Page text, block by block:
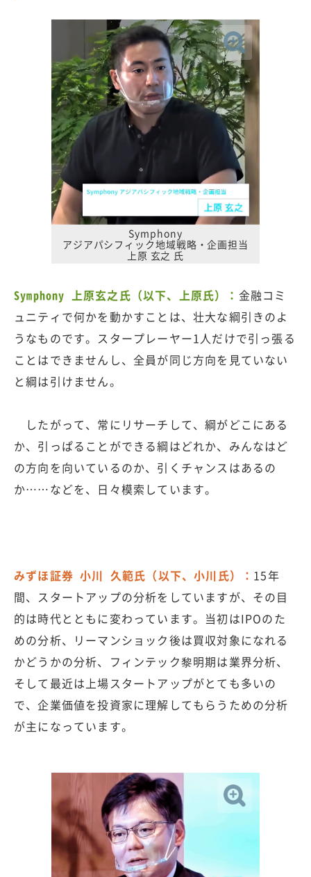
Symphony
アジアパシフィック地域戦略・企画担当
上原 玄之 氏
Symphony 上原玄之氏（以下、上原氏）： 金融コミ
ュニティで何かを動かすことは、壮大な綱引きのよ
うなものです。スタープレーヤー1人だけで引っ張る
ことはできませんし、全員が同じ方向を見ていない
と綱は引けません。
したがって、常にリサーチして、綱がどこにある
か、引っぱることができる綱はどれか、みんなはど
の方向を向いているのか、引くチャンスはあるの
か……などを、日々模索しています。
みずほ証券 小川 久範氏（以下、小川氏）： 15年
間、スタートアップの分析をしていますが、その目
的は時代とともに変わっています。当初はIPOのた
めの分析、リーマンショック後は買収対象になれる
かどうかの分析、フィンテック黎明期は業界分析、
そして最近は上場スタートアップがとても多いの
で、企業価値を投資家に理解してもらうための分析
が主になっています。